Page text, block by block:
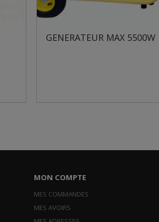
GENERATEUR MAX 5500W
MON COMPTE
MES COMMANDES
MES AVOIRS